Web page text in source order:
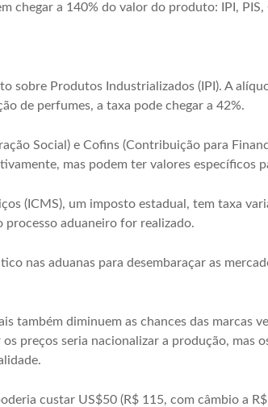
chegar a 140% do valor do produto: IPI, PIS,
sobre Produtos Industrializados (IPI). A
de perfumes, a taxa pode chegar a 42%.
Social) e Cofins (Contribuição para
mas podem ter valores específicos
(ICMS), um imposto estadual, tem taxa
processo aduaneiro for realizado.
nas aduanas para desembaraçar as
também diminuem as chances das marcas
preços seria nacionalizar a produção, mas
custar US$50 (R$ 115, com câmbio a